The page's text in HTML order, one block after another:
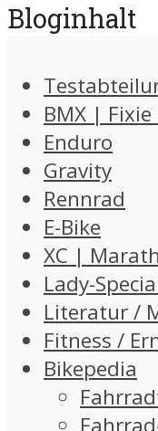
Bloginhalt
BMX |
Enduro
Gravity
Rennrad
E-Bike
XC |
Lady-
Literatur /
Fitness /
Bikepedia